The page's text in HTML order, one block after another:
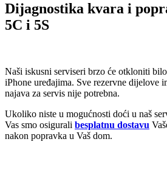
Dijagnostika kvara i
5C i 5S
Naši iskusni serviseri brzo će otkloniti
iPhone uređajima. Sve rezervne dijelove
najava za servis nije potrebna.
Ukoliko niste u mogućnosti doći u naš
Vas smo osigurali besplatnu dostavu
nakon popravka u Vaš dom.